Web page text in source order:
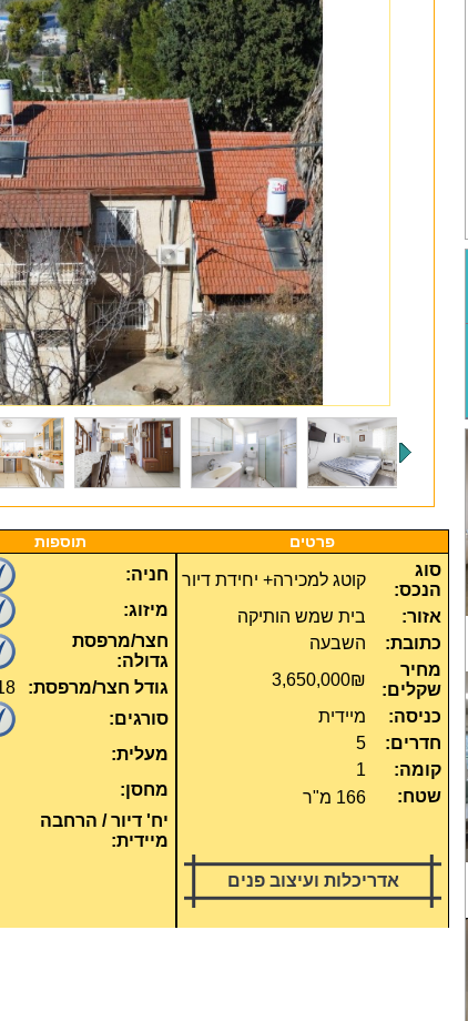
פרטים
סוג
הנכס:
קוטג למכירה+ יחידת דיור
אזור:
בית שמש הותיקה
כתובת:
השבעה
מחיר
שקלים:
3,650,000₪
כניסה:
מיידית
חדרים:
5
קומה:
1
שטח:
166 מ"ר
אדריכלות ועיצוב פנים
תוספות
חניה:
מיזוג:
חצר/מרפסת
גדולה:
גודל חצר/מרפסת:
סורגים:
מעלית:
מחסן:
יח' דיור / הרחבה
מיידית: